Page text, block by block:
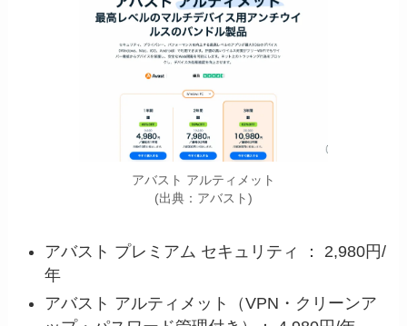
アバスト アルティメット
(出典：アバスト)
アバスト プレミアム セキュリティ ： 2,980円/
年
アバスト アルティメット（VPN・クリーンア